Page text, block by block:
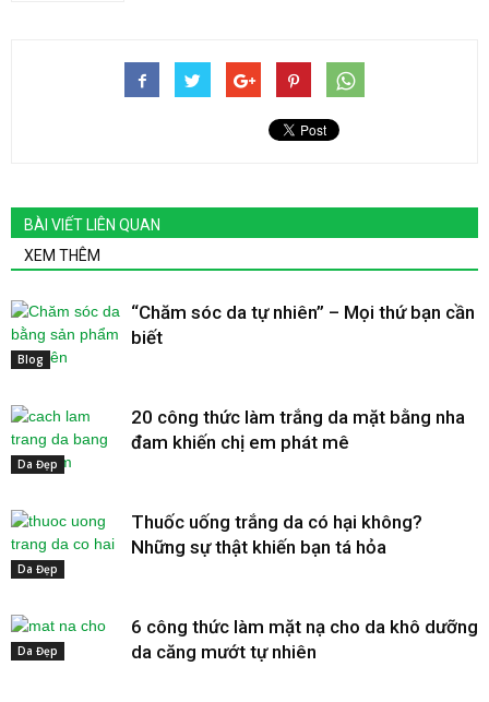
BÀI VIẾT LIÊN QUAN
XEM THÊM
Blog
“Chăm sóc da tự nhiên” – Mọi thứ bạn cần
biết
Da Đẹp
20 công thức làm trắng da mặt bằng nha
đam khiến chị em phát mê
Da Đẹp
Thuốc uống trắng da có hại không?
Những sự thật khiến bạn tá hỏa
Da Đẹp
6 công thức làm mặt nạ cho da khô dưỡng
da căng mướt tự nhiên